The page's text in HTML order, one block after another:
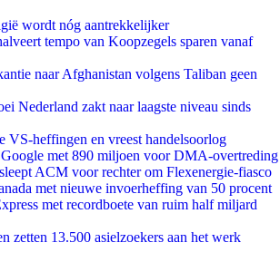
wordt nóg aantrekkelijker
tempo van Koopzegels sparen vanaf
naar Afghanistan volgens Taliban geen
Nederland zakt naar laagste niveau sinds
VS-heffingen en vreest handelsoorlog
Google met 890 miljoen voor DMA-overtreding
ACM voor rechter om Flexenergie-fiasco
met nieuwe invoerheffing van 50 procent
met recordboete van ruim half miljard
zetten 13.500 asielzoekers aan het werk